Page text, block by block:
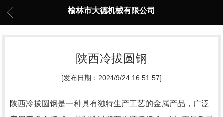
榆林市大德机械有限公司
陕西冷拔圆钢
[发布日期：2024/9/24 16:51:57]
陕西冷拔圆钢是一种具有独特生产工艺的金属产品，广泛